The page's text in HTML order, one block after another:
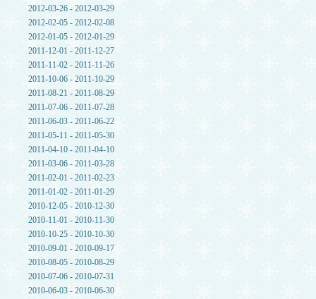
2012-03-26 - 2012-03-29
2012-02-05 - 2012-02-08
2012-01-05 - 2012-01-29
2011-12-01 - 2011-12-27
2011-11-02 - 2011-11-26
2011-10-06 - 2011-10-29
2011-08-21 - 2011-08-29
2011-07-06 - 2011-07-28
2011-06-03 - 2011-06-22
2011-05-11 - 2011-05-30
2011-04-10 - 2011-04-10
2011-03-06 - 2011-03-28
2011-02-01 - 2011-02-23
2011-01-02 - 2011-01-29
2010-12-05 - 2010-12-30
2010-11-01 - 2010-11-30
2010-10-25 - 2010-10-30
2010-09-01 - 2010-09-17
2010-08-05 - 2010-08-29
2010-07-06 - 2010-07-31
2010-06-03 - 2010-06-30